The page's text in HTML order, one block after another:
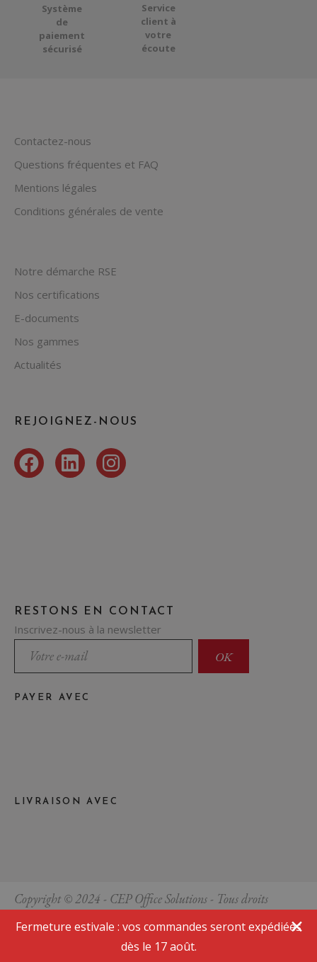
Système
de
paiement
sécurisé
Service
client à
votre
écoute
Contactez-nous
Questions fréquentes et FAQ
Mentions légales
Conditions générales de vente
Notre démarche RSE
Nos certifications
E-documents
Nos gammes
Actualités
REJOIGNEZ-NOUS
FacebookLinkedInInstagram
RESTONS EN CONTACT
Inscrivez-nous à la newsletter
PAYER AVEC
LIVRAISON AVEC
Copyright © 2024 - CEP Office Solutions - Tous droits
l'agence Overscan
Fermeture estivale : vos commandes seront expédiées
dès le 17 août.